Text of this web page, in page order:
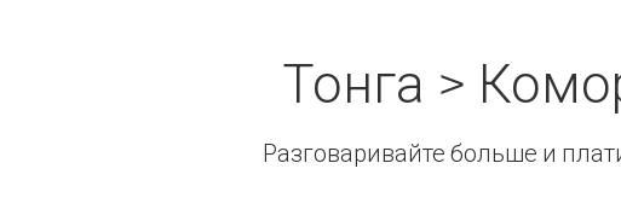
Тонга >
Разговаривайте больше и